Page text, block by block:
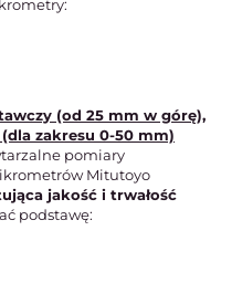
(od 25 mm w górę),
zakresu 0-50 mm)
pomiary
Mitutoyo
jakość i trwałość
podstawę: